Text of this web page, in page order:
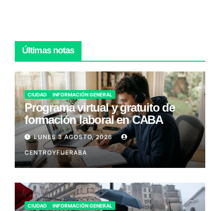
Últimas notas
CIUDAD INFORMACIÓN GENERAL
Programa virtual y gratuito de
formación laboral en CABA
LUNES 3 AGOSTO, 2026
CENTROYFUERABA
CIUDAD INFORMACIÓN GENERAL